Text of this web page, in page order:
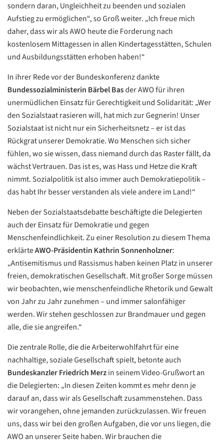
sondern daran, Ungleichheit zu beenden und sozialen
Aufstieg zu ermöglichen“, so Groß weiter. „Ich freue mich
daher, dass wir als AWO heute die Forderung nach
kostenlosem Mittagessen in allen Kindertagesstätten, Schulen
und Ausbildungsstätten erhoben haben!“
In ihrer Rede vor der Bundeskonferenz dankte
Bundessozialministerin Bärbel Basder AWO für ihren
unermüdlichen Einsatz für Gerechtigkeit und Solidarität: „Wer
den Sozialstaat rasieren will, hat mich zur Gegnerin! Unser
Sozialstaat ist nicht nur ein Sicherheitsnetz – er ist das
Rückgrat unserer Demokratie. Wo Menschen sich sicher
fühlen, wo sie wissen, dass niemand durch das Raster fällt, da
wächst Vertrauen. Das ist es, was Hass und Hetze die Kraft
nimmt. Sozialpolitik ist also immer auch Demokratiepolitik –
das habt Ihr besser verstanden als viele andere im Land!“
Neben der Sozialstaatsdebatte beschäftigte die Delegierten
auch der Einsatz für Demokratie und gegen
Menschenfeindlichkeit. Zu einer Resolution zu diesem Thema
erklärteAWO-Präsidentin Kathrin Sonnenholzner:
„Antisemitismus und Rassismus haben keinen Platz in unserer
freien, demokratischen Gesellschaft. Mit großer Sorge müssen
wir beobachten, wie menschenfeindliche Rhetorik und Gewalt
von Jahr zu Jahr zunehmen – und immer salonfähiger
werden. Wir stehen geschlossen zur Brandmauer und gegen
alle, die sie angreifen.“
Die zentrale Rolle, die die Arbeiterwohlfahrt für eine
nachhaltige, soziale Gesellschaft spielt, betonte auch
Bundeskanzler Friedrich Merzin seinem Video-Grußwort an
die Delegierten: „In diesen Zeiten kommt es mehr denn je
darauf an, dass wir als Gesellschaft zusammenstehen. Dass
wir vorangehen, ohne jemanden zurückzulassen. Wir freuen
uns, dass wir bei den großen Aufgaben, die vor uns liegen, die
AWO an unserer Seite haben. Wir brauchen die